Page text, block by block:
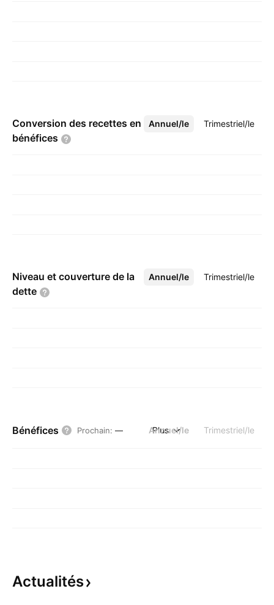
Conversion des recettes en
bénéfices
Annuel/le Trimestriel/le
Plus
Niveau et couverture de la
dette
Annuel/le Trimestriel/le
Plus
Bénéfices Prochain: — Annuel/le Trimestriel/le
Plus
Actualités